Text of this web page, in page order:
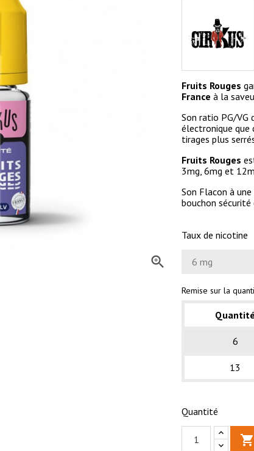

Fruits Rouges
France à la
Son ratio PG/
électronique que
tirages plus
Fruits Rouges
3mg, 6mg et
Son Flacon à
bouchon
Taux de nicotine
Remise sur la
Quantité
6
13
Quantité
